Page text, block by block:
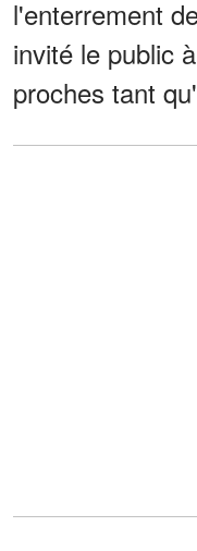
l'enterrement
invité le public
proches tant